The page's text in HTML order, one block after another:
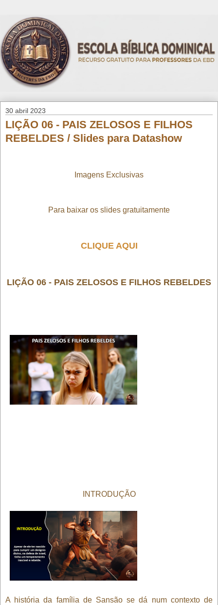
30 abril 2023
LIÇÃO 06 - PAIS ZELOSOS E FILHOS
REBELDES / Slides para Datashow
Imagens Exclusivas
Para baixar os slides gratuitamente
CLIQUE AQUI
LIÇÃO 06 - PAIS ZELOSOS E FILHOS REBELDES
INTRODUÇÃO
A história da família de Sansão se dá num contexto de